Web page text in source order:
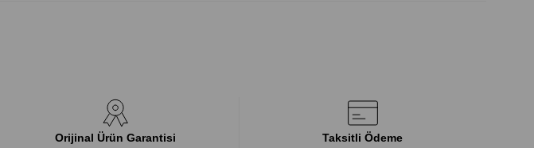
Orijinal Ürün Garantisi Taksitli Ödeme